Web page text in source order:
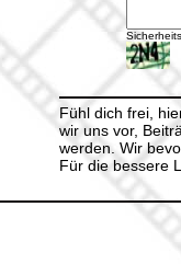
Fühl dich frei,
wir uns vor,
werden. Wir
Für die bessere